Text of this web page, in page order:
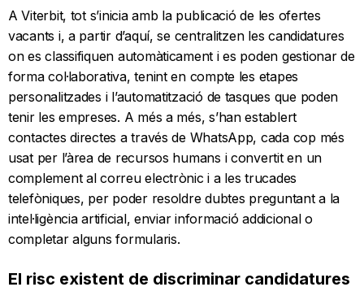
A Viterbit, tot s’inicia amb la publicació de les ofertes
vacants i, a partir d’aquí, se centralitzen les candidatures
on es classifiquen automàticament i es poden gestionar de
forma col·laborativa, tenint en compte les etapes
personalitzades i l’automatització de tasques que poden
tenir les empreses. A més a més, s’han establert
contactes directes a través de WhatsApp, cada cop més
usat per l’àrea de recursos humans i convertit en un
complement al correu electrònic i a les trucades
telefòniques, per poder resoldre dubtes preguntant a la
intel·ligència artificial, enviar informació addicional o
completar alguns formularis.
El risc existent de discriminar candidatures